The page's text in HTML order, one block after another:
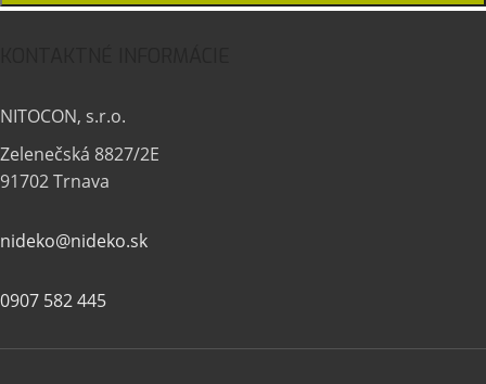
NITOCON, s.r.o.
Zelenečská 8827/2E
91702 Trnava
nideko@nideko.sk
0907 582 445